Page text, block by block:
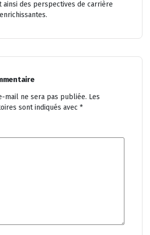
ainsi des perspectives de carrière
mail ne sera pas publiée. Les
sont indiqués avec *